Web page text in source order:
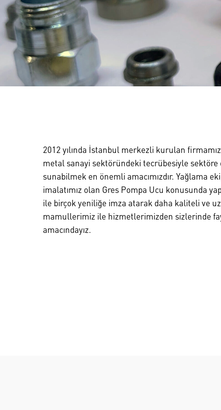
2012 yılında İstanbul merkezli kurulan
metal sanayi sektöründeki tecrübesiyle
sunabilmek en önemli amacımızdır. Yağlama
imalatımız olan Gres Pompa Ucu konusunda
ile birçok yeniliğe imza atarak daha kaliteli ve
mamullerimiz ile hizmetlerimizden sizlerinde
amacındayız.